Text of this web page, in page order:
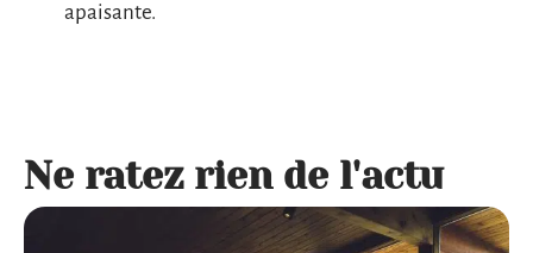
apaisante.
Ne ratez rien de l'actu